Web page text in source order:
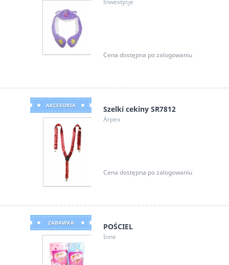
Inwestycje
Cena dostępna po zalogowaniu
AKCESORIA Szelki cekiny SR7812
Arpex
Cena dostępna po zalogowaniu
ZABAWKA POŚCIEL
Inne